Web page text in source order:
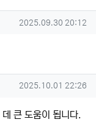
작성일
2025.09.30 20:12
작성일
2025.10.01 22:26
큰 도움이 됩니다.